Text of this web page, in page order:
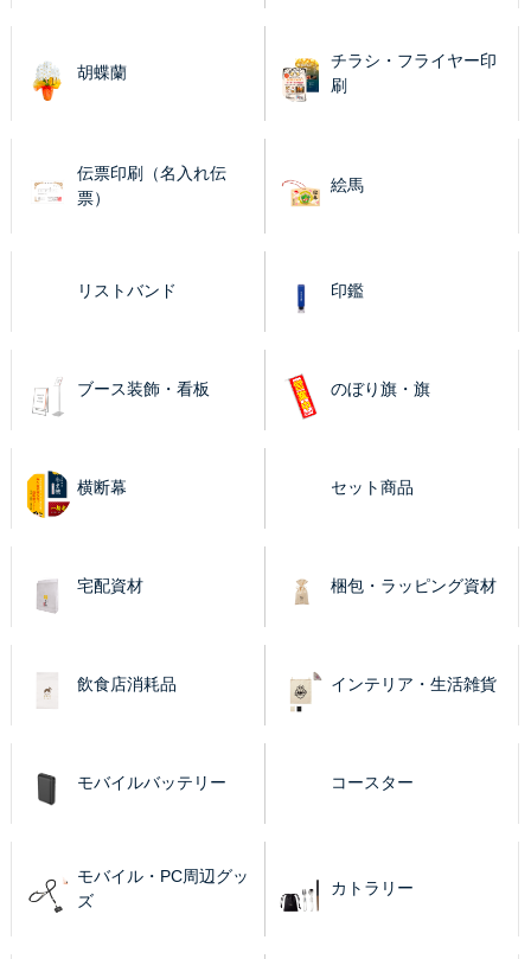
胡蝶蘭
チラシ・フライヤー印
刷
伝票印刷（名入れ伝
票）
絵馬
リストバンド 印鑑
ブース装飾・看板 のぼり旗・旗
横断幕 セット商品
宅配資材 梱包・ラッピング資材
飲食店消耗品 インテリア・生活雑貨
モバイルバッテリー コースター
モバイル・PC周辺グッ
ズ
カトラリー